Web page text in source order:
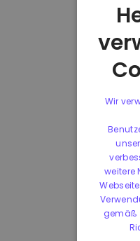
Wir
weitere
gemäß